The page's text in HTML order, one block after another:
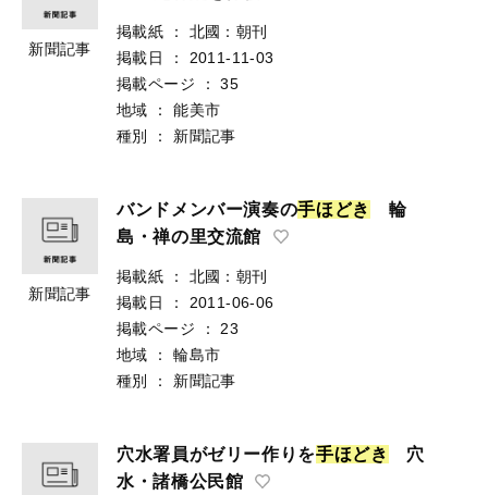
新聞記事
掲載紙 ：
北國：朝刊
掲載日
：
2011-11-03
掲載ページ
：
35
地域
：
能美市
種別
： 新聞記事
新聞記事
バンドメンバー演奏の手ほ どき
輪
島・禅の里交流館
掲載紙 ：
北國：朝刊
掲載日
：
2011-06-06
掲載ページ
：
23
地域
：
輪島市
種別
： 新聞記事
穴水署員がゼリー作りを手ほどき
穴
水・諸橋公民館